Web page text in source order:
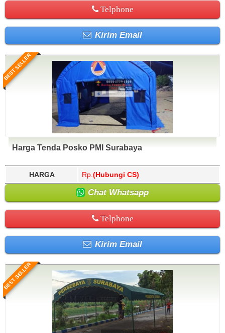
Telphone
Kirim Email
BEST SELLER
Harga Tenda Posko PMI Surabaya
HARGA Rp. (Hubungi CS)
Chat Whatsapp
Telphone
Kirim Email
BEST SELLER